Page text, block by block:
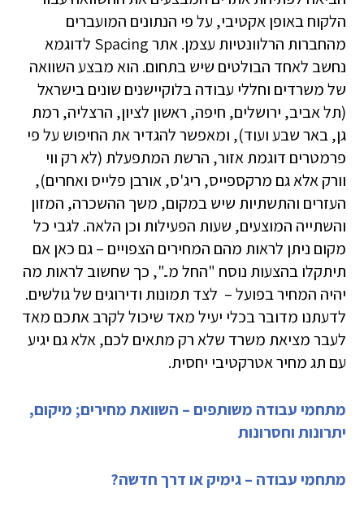
הלקוח באופן אקטיבי, על פי הנתונים המועברים
מהחברות הרלוונטיות עצמן. אתר Spacing לדוגמא
נחשב לאחד הבולטים שיש בתחום. הוא מבצע השוואה
של משרדים וחללי עבודה בלוקיישנים שונים בישראל
(תל אביב, ירושלים, חיפה, ראשון לציון, הרצליה, רמת
גן, באר שבע ועוד), ומאפשר להגדיר את החיפוש על פי
פרמטרים דוגמת אזור, הרשת המתפעלת (לא רק ווי
וורק אלא גם מרקספייס, ריג'ס, אורבן פלייס ואחרים),
העזרים והתשתיות שיש במקום, משך ההשכרה, המזון
והשתייה המוצעים, שעות הפעילות וכן הלאה. לגבי כל
מקום ניתן לראות מהם המחירים הצפויים – גם כאן אם
תיתקלו בהצעות נוסח "החל מ..", כך שחשוב לראות מה
יהיה המחיר בפועל – לצד תמונות ודירוגים של גולשים.
לדעתנו מדובר בכלי יעיל מאד שיכול לקרב אתכם מאד
לעבר מציאת משרד שלא רק מתאים לכם, אלא גם יגיע
עם תג מחיר אטרקטיבי יחסית.
מתחמי עבודה משותפים – השוואת מחירים; מיקום,
יתרונות וחסרונות
מתחמי עבודה – גימיק או דרך חדשה?